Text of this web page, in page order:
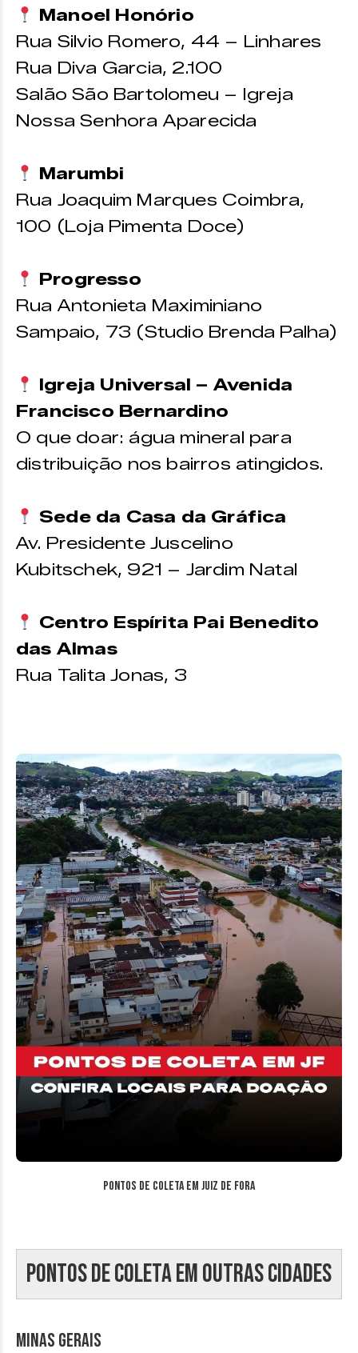
Manoel Honório
Rua Silvio Romero, 44 – Linhares
Rua Diva Garcia, 2.100
Salão São Bartolomeu – Igreja
Nossa Senhora Aparecida
Marumbi
Rua Joaquim Marques Coimbra,
100 (Loja Pimenta Doce)
Progresso
Rua Antonieta Maximiniano
Sampaio, 73 (Studio Brenda Palha)
Igreja Universal – Avenida
Francisco Bernardino
O que doar: água mineral para
distribuição nos bairros atingidos.
Sede da Casa da Gráfica
Av. Presidente Juscelino
Kubitschek, 921 – Jardim Natal
Centro Espírita Pai Benedito
das Almas
Rua Talita Jonas, 3
Pontos de coleta em Juiz de Fora
Pontos de coleta em outras cidades
Minas Gerais